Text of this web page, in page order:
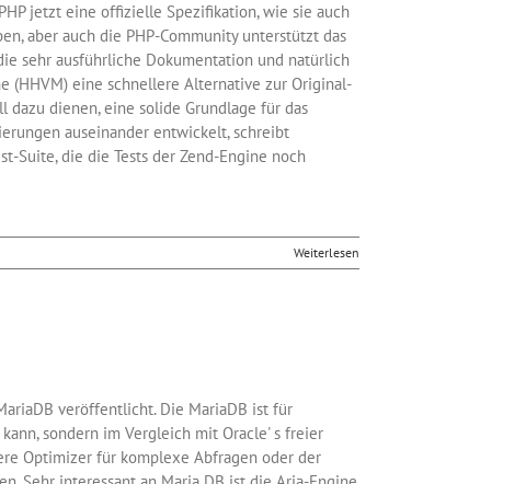
jetzt eine offizielle Spezifikation, wie sie auch
aber auch die PHP-Community unterstützt das
sehr ausführliche Dokumentation und natürlich
(HHVM) eine schnellere Alternative zur Original-
dienen, eine solide Grundlage für das
auseinander entwickelt, schreibt
Suite, die die Tests der Zend-Engine noch
Weiterlesen
veröffentlicht. Die MariaDB ist für
sondern im Vergleich mit Oracle' s freier
Optimizer für komplexe Abfragen oder der